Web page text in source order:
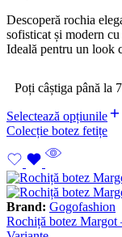
Descoperă rochia
sofisticat și modern
Ideală pentru un look
Poți câștiga până la
Selectează opțiunile
Colecție botez fetițe
Brand: Gogofashion
Rochiță botez Margot